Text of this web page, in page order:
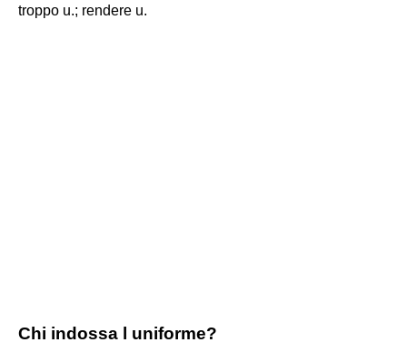
troppo u.; rendere u.
Chi indossa l uniforme?